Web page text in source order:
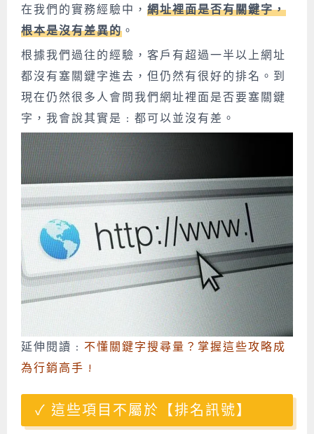
在我們的實務經驗中， 網址裡面是否有關鍵字，
根本是沒有差異的 。
根據我們過往的經驗， 客戶有超過一半以上網址
都沒有塞關鍵字進去，但仍然有很好的排名。 到
現在仍然很多人會問我們網址裡面是否要塞關鍵
字，我會說其實是 : 都可以並沒有差。
延伸閱讀 : 不懂關鍵字搜尋量？掌握這些攻略成
為行銷高手 !
這些項目不屬於【排名訊號】